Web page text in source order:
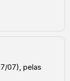
07), pelas